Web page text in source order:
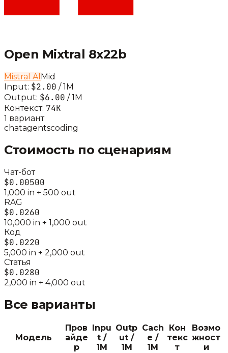
Open Mixtral 8x22b
Mistral AIMid
Input: $2.00 / 1M
Output: $6.00 / 1M
Контекст: 74K
1 вариант
chatagentscoding
Стоимость по сценариям
Чат-бот
$0.00500
1,000 in + 500 out
RAG
$0.0260
10,000 in + 1,000 out
Код
$0.0220
5,000 in + 2,000 out
Статья
$0.0280
2,000 in + 4,000 out
Все варианты
Модель
Пров
айде
р
Inpu
t /
1M
Outp
ut /
1M
Cach
e /
1M
Кон
текс
т
Возмо
жност
и